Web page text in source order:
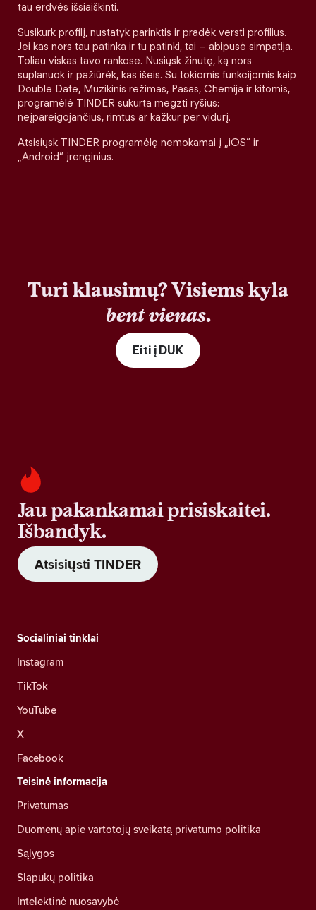
tau erdvės išsiaiškinti.
Susikurk profilį, nustatyk parinktis ir pradėk versti profilius.
Jei kas nors tau patinka ir tu patinki, tai – abipusė simpatija.
Toliau viskas tavo rankose. Nusiųsk žinutę, ką nors
suplanuok ir pažiūrėk, kas išeis. Su tokiomis funkcijomis kaip
Double Date, Muzikinis režimas, Pasas, Chemija ir kitomis,
programėlė TINDER sukurta megzti ryšius:
neįpareigojančius, rimtus ar kažkur per vidurį.
Atsisiųsk TINDER programėlę nemokamai į „iOS“ ir
„Android“ įrenginius.
Turi klausimų? Visiems kyla
bent vienas.
Eiti į DUK
Jau pakankamai prisiskaitei.
Išbandyk.
Atsisiųsti TINDER
Socialiniai tinklai
Instagram
TikTok
YouTube
X
Facebook
Teisinė informacija
Privatumas
Duomenų apie vartotojų sveikatą privatumo politika
Sąlygos
Slapukų politika
Intelektinė nuosavybė